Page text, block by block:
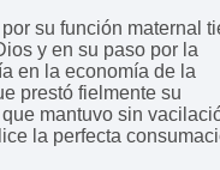
su función maternal
y en su paso por la
en la economía de la
prestó fielmente su
mantuvo sin
la perfecta